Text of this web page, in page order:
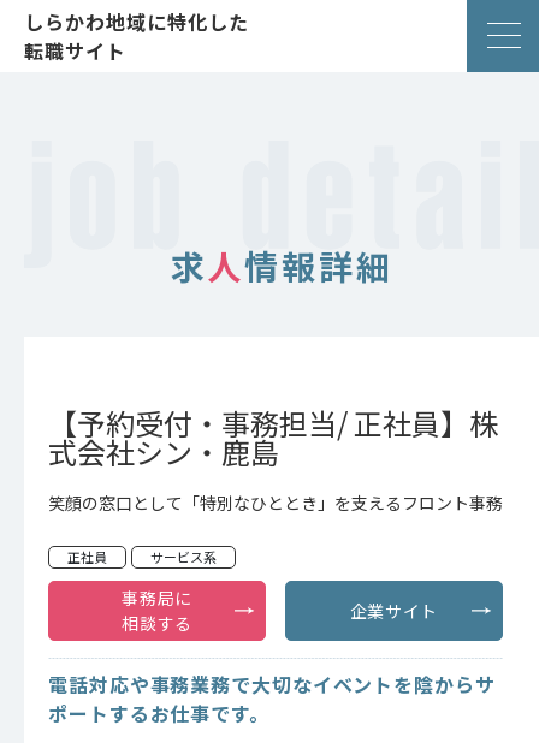
しらかわ地域に特化した
転職サイト
求人情報詳細
【予約受付・事務担当/ 正社員】株
式会社シン・鹿島
笑顔の窓口として「特別なひととき」を支えるフロント事務
正社員 サービス系
事務局に
相談する
企業サイト
電話対応や事務業務で大切なイベントを陰からサ
ポートするお仕事です。